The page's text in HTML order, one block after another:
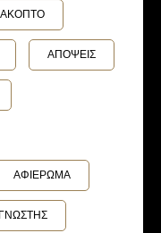
ΑΠΟΨΕΙΣ
ΑΦΙΕΡΩΜΑ